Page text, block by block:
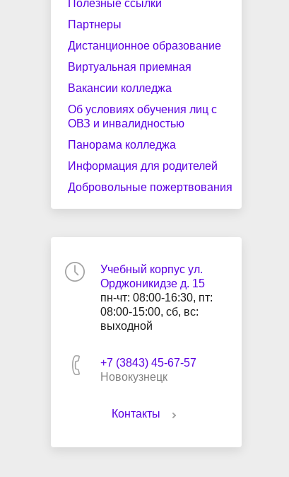
Полезные ссылки
Партнеры
Дистанционное образование
Виртуальная приемная
Вакансии колледжа
Об условиях обучения лиц с
ОВЗ и инвалидностью
Панорама колледжа
Информация для родителей
Добровольные пожертвования
Учебный корпус ул.
Орджоникидзе д. 15
пн-чт: 08:00-16:30, пт:
08:00-15:00, сб, вс:
выходной
+7 (3843) 45-67-57
Новокузнецк
Контакты